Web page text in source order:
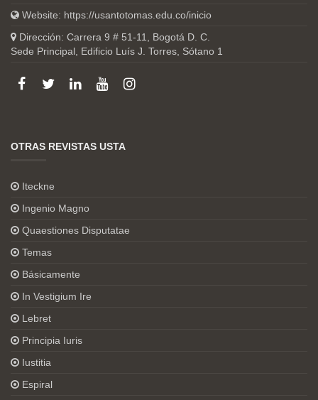
Website: https://usantotomas.edu.co/inicio
Dirección: Carrera 9 # 51-11, Bogotá D. C.
Sede Principal, Edificio Luís J. Torres, Sótano 1
OTRAS REVISTAS USTA
Iteckne
Ingenio Magno
Quaestiones Disputatae
Temas
Básicamente
In Vestigium Ire
Lebret
Principia Iuris
Iustitia
Espiral